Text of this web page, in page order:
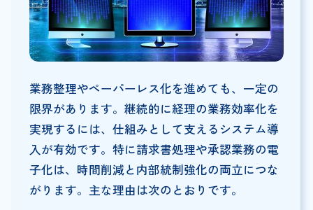
業務整理やペーパーレス化を進めても、一定の
限界があります。継続的に経理の業務効率化を
実現するには、仕組みとして支えるシステム導
入が有効です。特に請求書処理や承認業務の電
子化は、時間削減と内部統制強化の両立につな
がります。主な理由は次のとおりです。